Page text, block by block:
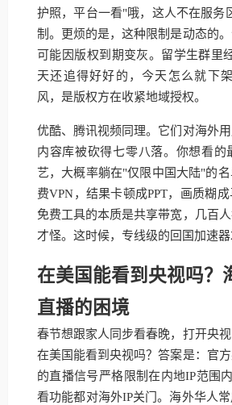
护照，平台一看"哦，这人不在服务
制。更烦的是，这种限制是动态的
可能因版权到期变灰。留学生群里
天还追得好好的，今天怎么就下
风，是版权方在收紧地域授权。
优酷、腾讯视频同理。它们对海外
内容库被砍得七零八落。你想看的
艺，大概率躺在"仅限中国大陆"的
费VPN，结果卡顿成PPT，画质糊成
免费工具的本质是共享带宽，几百
才怪。这时候，专线级的回国加速器
在美国能看到央视吗？
直播的困境
春节想跟家人同步看春晚，打开央视
在美国能看到央视吗？答案是：官
的直播信号严格限制在内地IP范围
看功能都对海外IP关门。海外华人